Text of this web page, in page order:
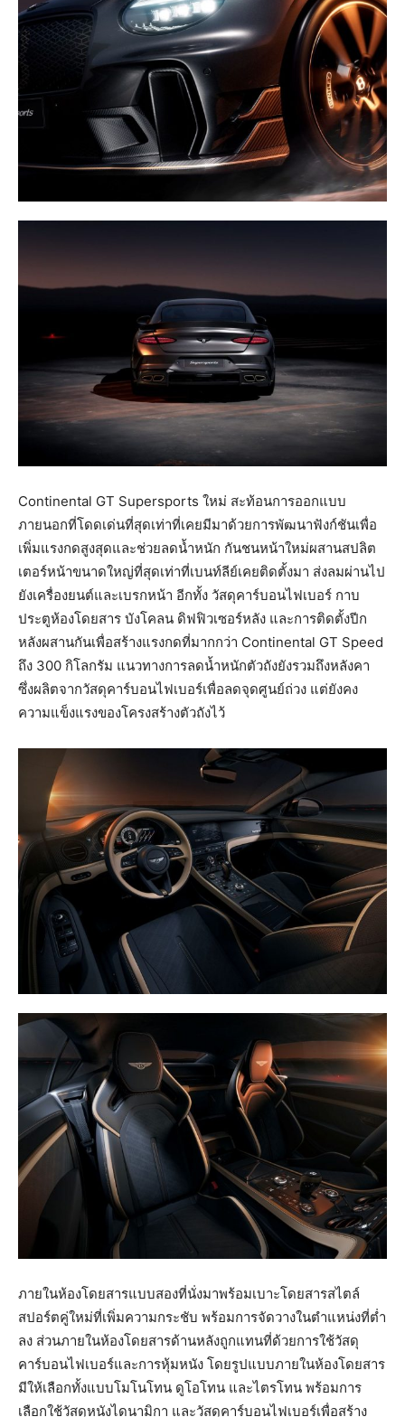
Continental GT Supersports ใหม่ สะท้อนการออกแบบ
ภายนอกที่โดดเด่นที่สุดเท่าที่เคยมีมาด้วยการพัฒนาฟังก์ชันเพื่อ
เพิ่มแรงกดสูงสุดและช่วยลดน้ำหนัก กันชนหน้าใหม่ผสานสปลิต
เตอร์หน้าขนาดใหญ่ที่สุดเท่าที่เบนท์ลีย์เคยติดตั้งมา ส่งลมผ่านไป
ยังเครื่องยนต์และเบรกหน้า อีกทั้ง วัสดุคาร์บอนไฟเบอร์ กาบ
ประตูห้องโดยสาร บังโคลน ดิฟฟิวเซอร์หลัง และการติดตั้งปีก
หลังผสานกันเพื่อสร้างแรงกดที่มากกว่า Continental GT Speed
ถึง 300 กิโลกรัม แนวทางการลดน้ำหนักตัวถังยังรวมถึงหลังคา
ซึ่งผลิตจากวัสดุคาร์บอนไฟเบอร์เพื่อลดจุดศูนย์ถ่วง แต่ยังคง
ความแข็งแรงของโครงสร้างตัวถังไว้
ภายในห้องโดยสารแบบสองที่นั่งมาพร้อมเบาะโดยสารสไตล์
สปอร์ตคู่ใหม่ที่เพิ่มความกระชับ พร้อมการจัดวางในตำแหน่งที่ต่ำ
ลง ส่วนภายในห้องโดยสารด้านหลังถูกแทนที่ด้วยการใช้วัสดุ
คาร์บอนไฟเบอร์และการหุ้มหนัง โดยรูปแบบภายในห้องโดยสาร
มีให้เลือกทั้งแบบโมโนโทน ดูโอโทน และไตรโทน พร้อมการ
เลือกใช้วัสดุหนังไดนามิกา และวัสดุคาร์บอนไฟเบอร์เพื่อสร้าง